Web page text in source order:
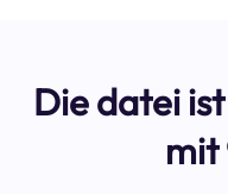
Die datei
mit